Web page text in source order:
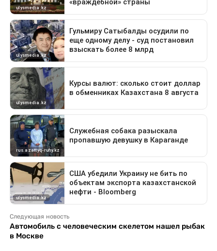
Следующая новость
Автомобиль с человеческим скелетом нашел рыбак
в Москве